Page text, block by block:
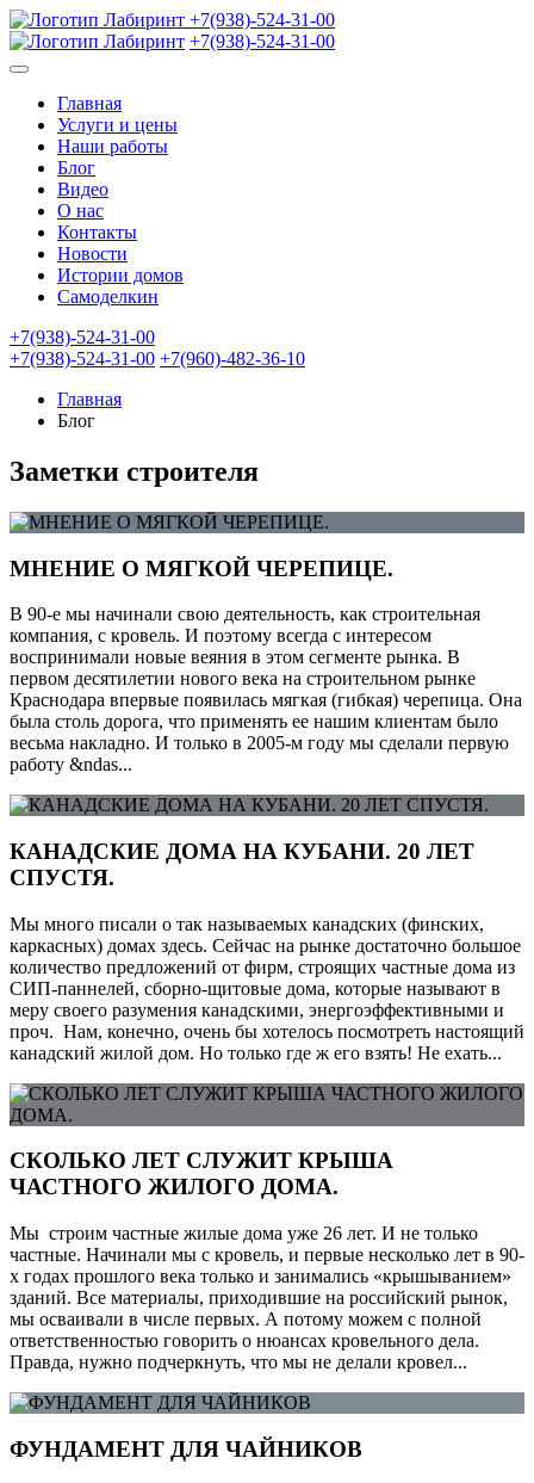
+7(938)-524-31-00
+7(938)-524-31-00
Главная
Услуги и цены
Наши работы
Блог
Видео
О нас
Контакты
Новости
Истории домов
Самоделкин
+7(938)-524-31-00
+7(938)-524-31-00 +7(960)-482-36-10
Главная
Блог
Заметки строителя
МНЕНИЕ О МЯГКОЙ ЧЕРЕПИЦЕ.
В 90-е мы начинали свою деятельность, как строительная
компания, с кровель. И поэтому всегда с интересом
воспринимали новые веяния в этом сегменте рынка. В
первом десятилетии нового века на строительном рынке
Краснодара впервые появилась мягкая (гибкая) черепица. Она
была столь дорога, что применять ее нашим клиентам было
весьма накладно. И только в 2005-м году мы сделали первую
работу &ndas...
КАНАДСКИЕ ДОМА НА КУБАНИ. 20 ЛЕТ
СПУСТЯ.
Мы много писали о так называемых канадских (финских,
каркасных) домах здесь. Сейчас на рынке достаточно большое
количество предложений от фирм, строящих частные дома из
СИП-паннелей, сборно-щитовые дома, которые называют в
меру своего разумения канадскими, энергоэффективными и
проч. Нам, конечно, очень бы хотелось посмотреть настоящий
канадский жилой дом. Но только где ж его взять! Не ехать...
СКОЛЬКО ЛЕТ СЛУЖИТ КРЫША
ЧАСТНОГО ЖИЛОГО ДОМА.
Мы строим частные жилые дома уже 26 лет. И не только
частные. Начинали мы с кровель, и первые несколько лет в 90-
х годах прошлого века только и занимались «крышыванием»
зданий. Все материалы, приходившие на российский рынок,
мы осваивали в числе первых. А потому можем с полной
ответственностью говорить о нюансах кровельного дела.
Правда, нужно подчеркнуть, что мы не делали кровел...
ФУНДАМЕНТ ДЛЯ ЧАЙНИКОВ